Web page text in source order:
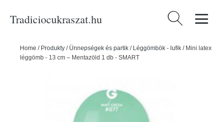
Tradiciocukraszat.hu Keresés:
Home / Produkty / Ünnepségek és partik / Léggömbök - lufik / Mini latex
léggömb - 13 cm – Mentazöld 1 db - SMART